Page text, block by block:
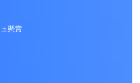
懸賞